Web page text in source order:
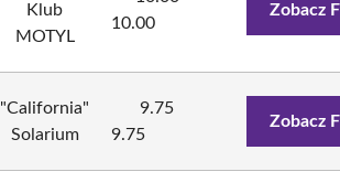
Klub
MOTYL
10.00
Zobacz
"California"
Solarium
9.75
9.75
Zobacz